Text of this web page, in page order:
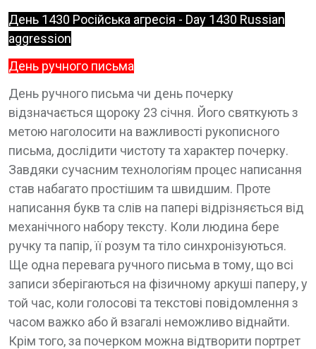
День 1430 Російська агресія - Day 1430 Russian
aggression
День ручного письма
День ручного письма чи день почерку
відзначається щороку 23 січня. Його святкують з
метою наголосити на важливості рукописного
письма, дослідити чистоту та характер почерку.
Завдяки сучасним технологіям процес написання
став набагато простішим та швидшим. Проте
написання букв та слів на папері відрізняється від
механічного набору тексту. Коли людина бере
ручку та папір, її розум та тіло синхронізуються.
Ще одна перевага ручного письма в тому, що всі
записи зберігаються на фізичному аркуші паперу, у
той час, коли голосові та текстові повідомлення з
часом важко або й взагалі неможливо віднайти.
Крім того, за почерком можна відтворити портрет